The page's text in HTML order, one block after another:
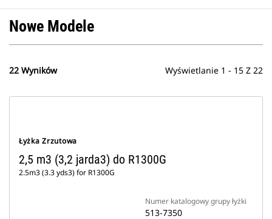
Nowe Modele
22 Wyników Wyświetlanie 1 - 15 Z 22
Łyżka Zrzutowa
2,5 m3 (3,2 jarda3) do R1300G
2.5m3 (3.3 yds3) for R1300G
Numer katalogowy grupy łyżki
513-7350